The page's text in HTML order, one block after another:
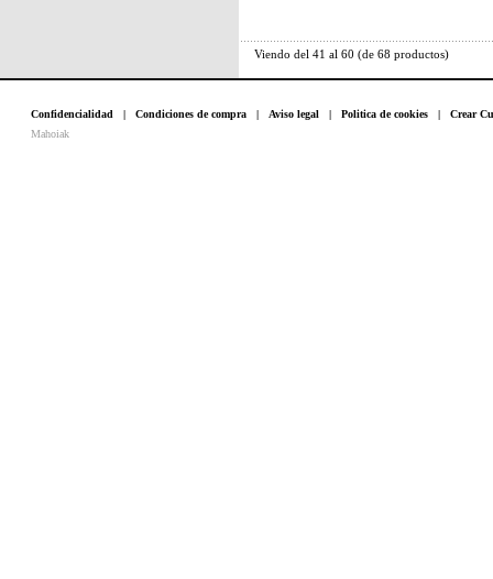
Viendo del 41 al 60 (de 68 productos)
Confidencialidad | Condiciones de compra | Aviso legal | Politica de cookies | Crear
Mahoiak